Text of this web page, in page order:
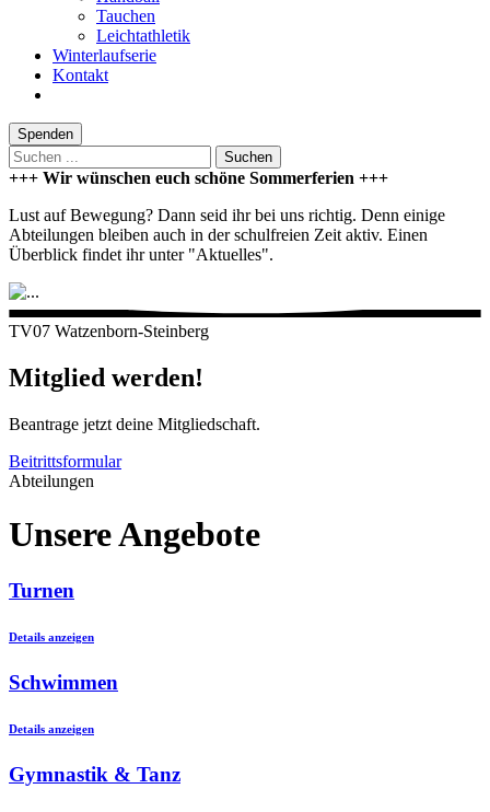
Tauchen
Leichtathletik
Winterlaufserie
Kontakt
Spenden
Suchen
+++ Wir wünschen euch schöne Sommerferien +++
Lust auf Bewegung? Dann seid ihr bei uns richtig. Denn einige
Abteilungen bleiben auch in der schulfreien Zeit aktiv. Einen
Überblick findet ihr unter "Aktuelles".
TV07 Watzenborn-Steinberg
Mitglied werden!
Beantrage jetzt deine Mitgliedschaft.
Beitrittsformular
Abteilungen
Unsere Angebote
Turnen
Details anzeigen
Schwimmen
Details anzeigen
Gymnastik & Tanz